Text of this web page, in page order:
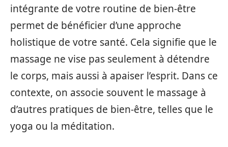
intégrante de votre routine de bien-être
permet de bénéficier d’une approche
holistique de votre santé. Cela signifie que le
massage ne vise pas seulement à détendre
le corps, mais aussi à apaiser l’esprit. Dans ce
contexte, on associe souvent le massage à
d’autres pratiques de bien-être, telles que le
yoga ou la méditation.